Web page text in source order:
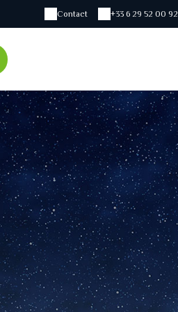
+33 6 29 52 00 92
Contact